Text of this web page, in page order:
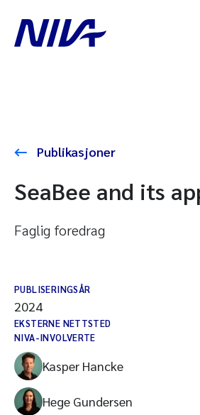
Publikasjoner
SeaBee and its
Faglig foredrag
PUBLISERINGSÅR
2024
EKSTERNE NETTSTED
NIVA-INVOLVERTE
Kasper Hancke
Hege Gundersen